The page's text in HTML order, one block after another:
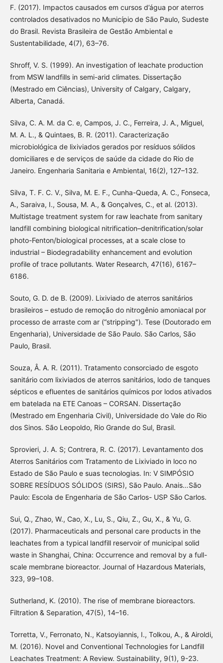
F. (2017). Impactos causados em cursos d’água por aterros
controlados desativados no Município de São Paulo, Sudeste
do Brasil. Revista Brasileira de Gestão Ambiental e
Sustentabilidade, 4(7), 63–76.
Shroff, V. S. (1999). An investigation of leachate production
from MSW landfills in semi-arid climates. Dissertação
(Mestrado em Ciências), University of Calgary, Calgary,
Alberta, Canadá.
Silva, C. A. M. da C. e, Campos, J. C., Ferreira, J. A., Miguel,
M. A. L., & Quintaes, B. R. (2011). Caracterização
microbiológica de lixiviados gerados por resíduos sólidos
domiciliares e de serviços de saúde da cidade do Rio de
Janeiro. Engenharia Sanitaria e Ambiental, 16(2), 127–132.
Silva, T. F. C. V., Silva, M. E. F., Cunha-Queda, A. C., Fonseca,
A., Saraiva, I., Sousa, M. A., & Gonçalves, C., et al. (2013).
Multistage treatment system for raw leachate from sanitary
landfill combining biological nitrification–denitrification/solar
photo-Fenton/biological processes, at a scale close to
industrial – Biodegradability enhancement and evolution
profile of trace pollutants. Water Research, 47(16), 6167–
6186.
Souto, G. D. de B. (2009). Lixiviado de aterros sanitários
brasileiros – estudo de remoção do nitrogênio amoniacal por
processo de arraste com ar (“stripping"). Tese (Doutorado em
Engenharia), Universidade de São Paulo. São Carlos, São
Paulo, Brasil.
Souza, Â. A. R. (2011). Tratamento consorciado de esgoto
sanitário com lixiviados de aterros sanitários, lodo de tanques
sépticos e efluentes de sanitários químicos por lodos ativados
em batelada na ETE Canoas – CORSAN. Dissertação
(Mestrado em Engenharia Civil), Universidade do Vale do Rio
dos Sinos. São Leopoldo, Rio Grande do Sul, Brasil.
Sprovieri, J. A. S; Contrera, R. C. (2017). Levantamento dos
Aterros Sanitários com Tratamento de Lixiviado in loco no
Estado de São Paulo e suas tecnologias. In: V SIMPÓSIO
SOBRE RESÍDUOS SÓLIDOS (SIRS), São Paulo. Anais…São
Paulo: Escola de Engenharia de São Carlos- USP São Carlos.
Sui, Q., Zhao, W., Cao, X., Lu, S., Qiu, Z., Gu, X., & Yu, G.
(2017). Pharmaceuticals and personal care products in the
leachates from a typical landfill reservoir of municipal solid
waste in Shanghai, China: Occurrence and removal by a full-
scale membrane bioreactor. Journal of Hazardous Materials,
323, 99–108.
Sutherland, K. (2010). The rise of membrane bioreactors.
Filtration & Separation, 47(5), 14–16.
Torretta, V., Ferronato, N., Katsoyiannis, I., Tolkou, A., & Airoldi,
M. (2016). Novel and Conventional Technologies for Landfill
Leachates Treatment: A Review. Sustainability, 9(1), 9-23.